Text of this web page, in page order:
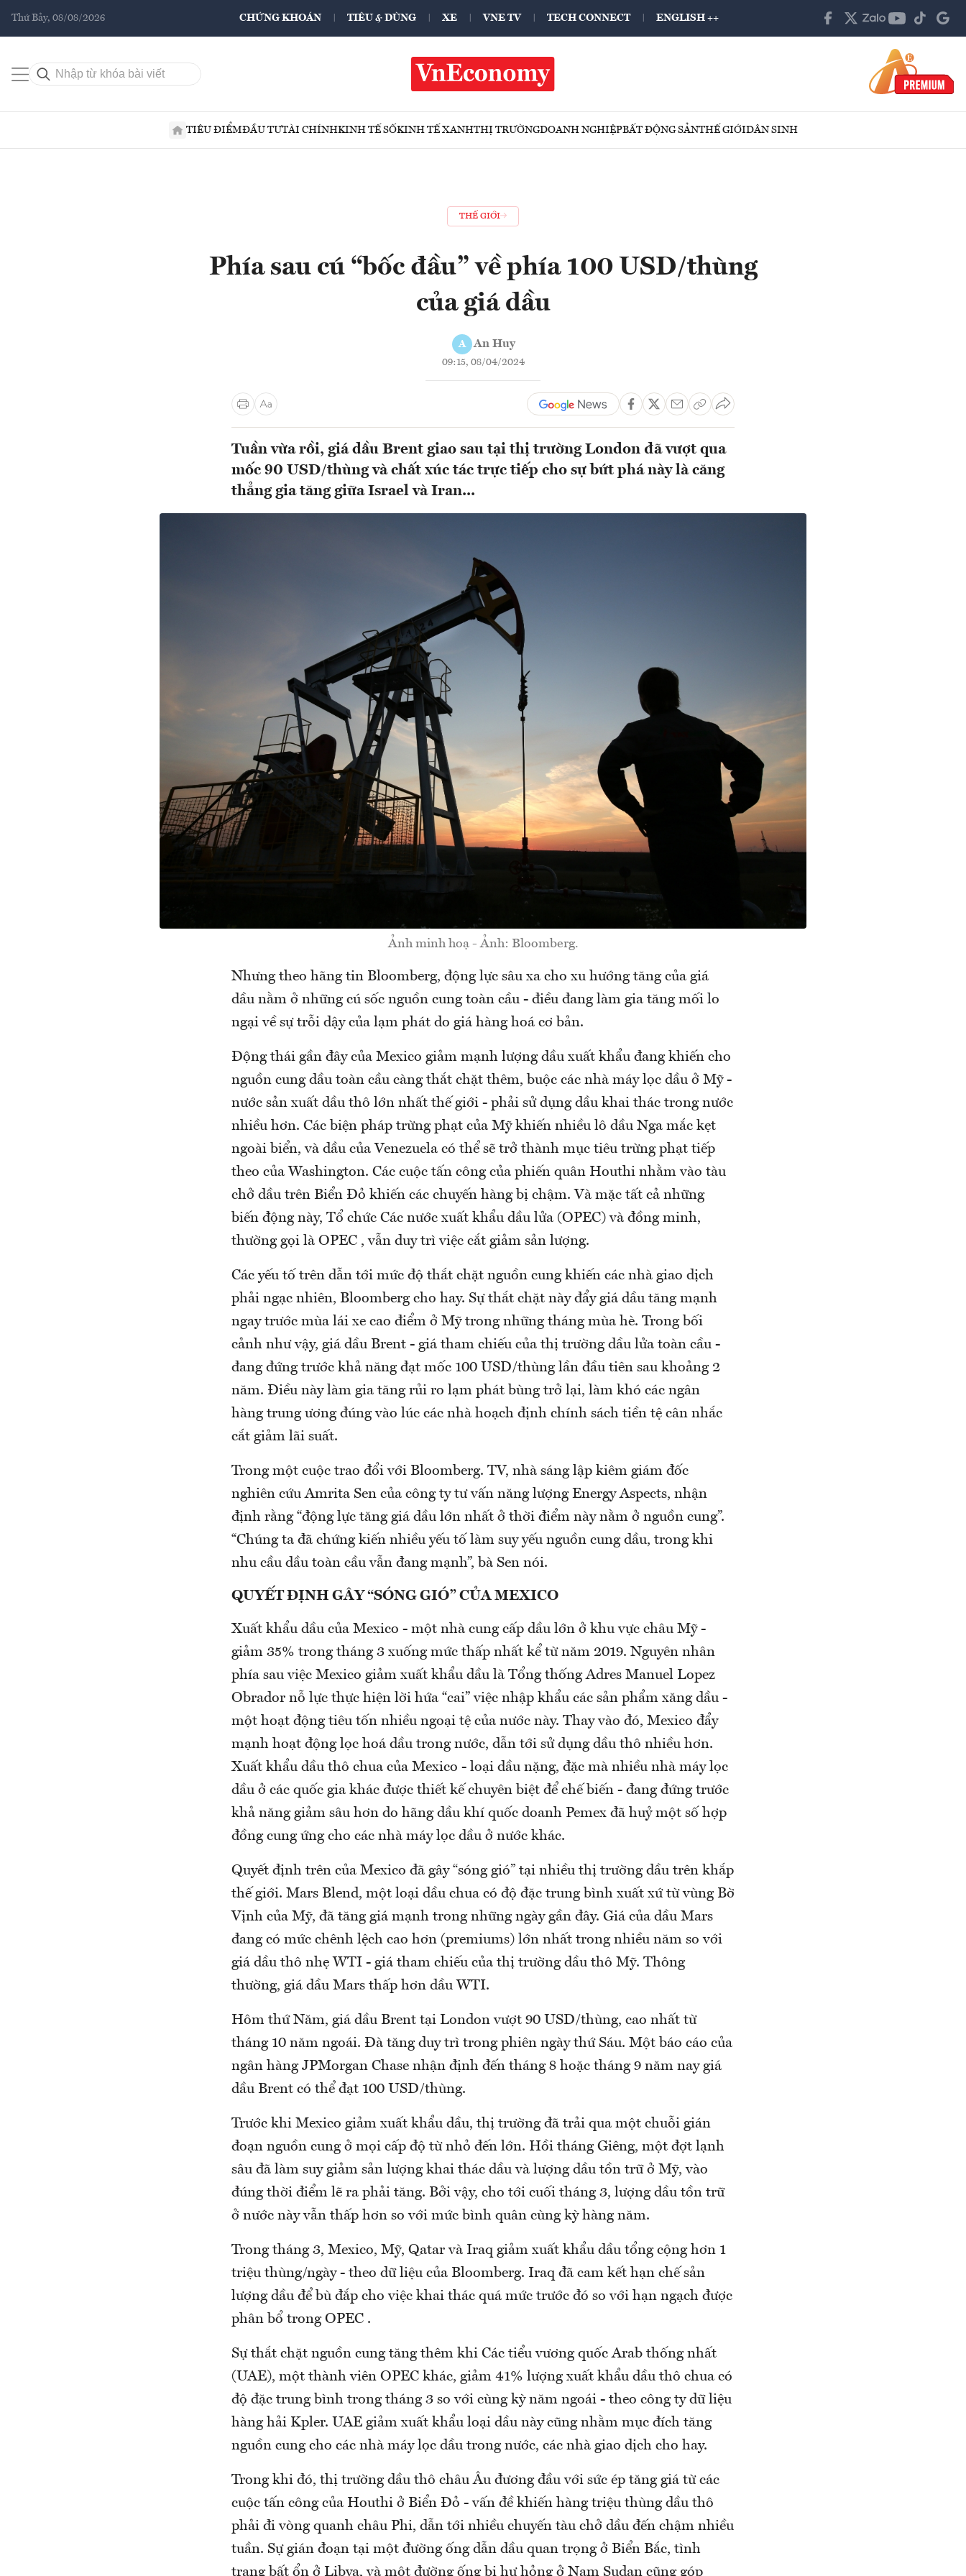
Thứ Bảy, 08/08/2026 CHỨNG KHOÁN TIÊU & DÙNG XE VNE TV TECH CONNECT ENGLISH ++
TIÊU ĐIỂMĐẦU TƯTÀI CHÍNHKINH TẾ SỐKINH TẾ XANHTHỊ TRƯỜNGDOANH NGHIỆPBẤT ĐỘNG SẢNTHẾ GIỚIDÂN SINH
THẾ GIỚI
Phía sau cú “bốc đầu” về phía 100 USD/thùng
của giá dầu
A An Huy
09:15, 08/04/2024
Tuần vừa rồi, giá dầu Brent giao sau tại thị trường London đã vượt qua
mốc 90 USD/thùng và chất xúc tác trực tiếp cho sự bứt phá này là căng
thẳng gia tăng giữa Israel và Iran...
Ảnh minh hoạ - Ảnh: Bloomberg.
Nhưng theo hãng tin Bloomberg, động lực sâu xa cho xu hướng tăng của giá
dầu nằm ở những cú sốc nguồn cung toàn cầu - điều đang làm gia tăng mối lo
ngại về sự trỗi dậy của lạm phát do giá hàng hoá cơ bản.
Động thái gần đây của Mexico giảm mạnh lượng dầu xuất khẩu đang khiến cho
nguồn cung dầu toàn cầu càng thắt chặt thêm, buộc các nhà máy lọc dầu ở Mỹ -
nước sản xuất dầu thô lớn nhất thế giới - phải sử dụng dầu khai thác trong nước
nhiều hơn. Các biện pháp trừng phạt của Mỹ khiến nhiều lô dầu Nga mắc kẹt
ngoài biển, và dầu của Venezuela có thể sẽ trở thành mục tiêu trừng phạt tiếp
theo của Washington. Các cuộc tấn công của phiến quân Houthi nhằm vào tàu
chở dầu trên Biển Đỏ khiến các chuyến hàng bị chậm. Và mặc tất cả những
biến động này, Tổ chức Các nước xuất khẩu dầu lửa (OPEC) và đồng minh,
thường gọi là OPEC , vẫn duy trì việc cắt giảm sản lượng.
Các yếu tố trên dẫn tới mức độ thắt chặt nguồn cung khiến các nhà giao dịch
phải ngạc nhiên, Bloomberg cho hay. Sự thắt chặt này đẩy giá dầu tăng mạnh
ngay trước mùa lái xe cao điểm ở Mỹ trong những tháng mùa hè. Trong bối
cảnh như vậy, giá dầu Brent - giá tham chiếu của thị trường dầu lửa toàn cầu -
đang đứng trước khả năng đạt mốc 100 USD/thùng lần đầu tiên sau khoảng 2
năm. Điều này làm gia tăng rủi ro lạm phát bùng trở lại, làm khó các ngân
hàng trung ương đúng vào lúc các nhà hoạch định chính sách tiền tệ cân nhắc
cắt giảm lãi suất.
Trong một cuộc trao đổi với Bloomberg. TV, nhà sáng lập kiêm giám đốc
nghiên cứu Amrita Sen của công ty tư vấn năng lượng Energy Aspects, nhận
định rằng “động lực tăng giá dầu lớn nhất ở thời điểm này nằm ở nguồn cung”.
“Chúng ta đã chứng kiến nhiều yếu tố làm suy yếu nguồn cung dầu, trong khi
nhu cầu dầu toàn cầu vẫn đang mạnh”, bà Sen nói.
QUYẾT ĐỊNH GÂY “SÓNG GIÓ” CỦA MEXICO
Xuất khẩu dầu của Mexico - một nhà cung cấp dầu lớn ở khu vực châu Mỹ -
giảm 35% trong tháng 3 xuống mức thấp nhất kể từ năm 2019. Nguyên nhân
phía sau việc Mexico giảm xuất khẩu dầu là Tổng thống Adres Manuel Lopez
Obrador nỗ lực thực hiện lời hứa “cai” việc nhập khẩu các sản phẩm xăng dầu -
một hoạt động tiêu tốn nhiều ngoại tệ của nước này. Thay vào đó, Mexico đẩy
mạnh hoạt động lọc hoá dầu trong nước, dẫn tới sử dụng dầu thô nhiều hơn.
Xuất khẩu dầu thô chua của Mexico - loại dầu nặng, đặc mà nhiều nhà máy lọc
dầu ở các quốc gia khác được thiết kế chuyên biệt để chế biến - đang đứng trước
khả năng giảm sâu hơn do hãng dầu khí quốc doanh Pemex đã huỷ một số hợp
đồng cung ứng cho các nhà máy lọc dầu ở nước khác.
Quyết định trên của Mexico đã gây “sóng gió” tại nhiều thị trường dầu trên khắp
thế giới. Mars Blend, một loại dầu chua có độ đặc trung bình xuất xứ từ vùng Bờ
Vịnh của Mỹ, đã tăng giá mạnh trong những ngày gần đây. Giá của dầu Mars
đang có mức chênh lệch cao hơn (premiums) lớn nhất trong nhiều năm so với
giá dầu thô nhẹ WTI - giá tham chiếu của thị trường dầu thô Mỹ. Thông
thường, giá dầu Mars thấp hơn dầu WTI.
Hôm thứ Năm, giá dầu Brent tại London vượt 90 USD/thùng, cao nhất từ
tháng 10 năm ngoái. Đà tăng duy trì trong phiên ngày thứ Sáu. Một báo cáo của
ngân hàng JPMorgan Chase nhận định đến tháng 8 hoặc tháng 9 năm nay giá
dầu Brent có thể đạt 100 USD/thùng.
Trước khi Mexico giảm xuất khẩu dầu, thị trường đã trải qua một chuỗi gián
đoạn nguồn cung ở mọi cấp độ từ nhỏ đến lớn. Hồi tháng Giêng, một đợt lạnh
sâu đã làm suy giảm sản lượng khai thác dầu và lượng dầu tồn trữ ở Mỹ, vào
đúng thời điểm lẽ ra phải tăng. Bởi vậy, cho tới cuối tháng 3, lượng dầu tồn trữ
ở nước này vẫn thấp hơn so với mức bình quân cùng kỳ hàng năm.
Trong tháng 3, Mexico, Mỹ, Qatar và Iraq giảm xuất khẩu dầu tổng cộng hơn 1
triệu thùng/ngày - theo dữ liệu của Bloomberg. Iraq đã cam kết hạn chế sản
lượng dầu để bù đắp cho việc khai thác quá mức trước đó so với hạn ngạch được
phân bổ trong OPEC .
Sự thắt chặt nguồn cung tăng thêm khi Các tiểu vương quốc Arab thống nhất
(UAE), một thành viên OPEC khác, giảm 41% lượng xuất khẩu dầu thô chua có
độ đặc trung bình trong tháng 3 so với cùng kỳ năm ngoái - theo công ty dữ liệu
hàng hải Kpler. UAE giảm xuất khẩu loại dầu này cũng nhằm mục đích tăng
nguồn cung cho các nhà máy lọc dầu trong nước, các nhà giao dịch cho hay.
Trong khi đó, thị trường dầu thô châu Âu đương đầu với sức ép tăng giá từ các
cuộc tấn công của Houthi ở Biển Đỏ - vấn đề khiến hàng triệu thùng dầu thô
phải đi vòng quanh châu Phi, dẫn tới nhiều chuyến tàu chở dầu đến chậm nhiều
tuần. Sự gián đoạn tại một đường ống dẫn dầu quan trọng ở Biển Bắc, tình
trạng bất ổn ở Libya, và một đường ống bị hư hỏng ở Nam Sudan cũng góp